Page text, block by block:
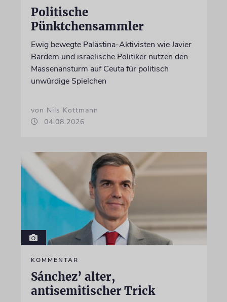
Politische
Pünktchensammler
Ewig bewegte Palästina-Aktivisten wie Javier
Bardem und israelische Politiker nutzen den
Massenansturm auf Ceuta für politisch
unwürdige Spielchen
von Nils Kottmann
04.08.2026
KOMMENTAR
Sánchez’ alter,
antisemitischer Trick